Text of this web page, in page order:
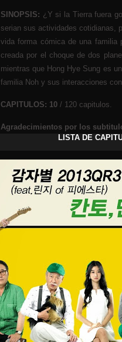
SINOPSIS: ¿Y si la Tierra fuera
serian sus actividades cotidianas,
vida forma cómica de una familia
creada por el choque de dos
mientras que Hong Hye Sung es
familia Noh y sus interacciones
CAPITULOS: 10 / 120 capitulos.
Agradecimientos por los
LISTA DE